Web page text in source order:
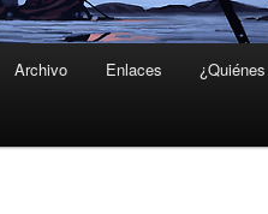
Archivo Enlaces